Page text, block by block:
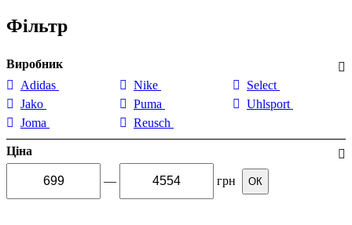
Фільтр
Виробник
Adidas
Jako
Joma
Nike
Puma
Reusch
Select
Uhlsport
Ціна
— грн ОК